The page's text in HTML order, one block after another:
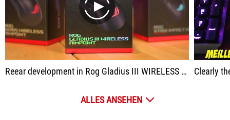
play
Reear development in Rog Gladius III WIRELESS AIMPOINT games Clearly the
ALLES ANSEHEN